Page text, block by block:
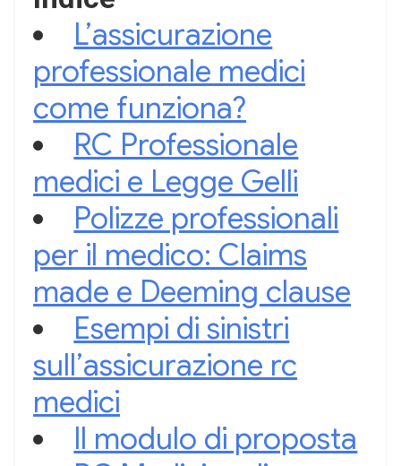
L’assicurazione
professionale medici
come funziona?
RC Professionale
medici e Legge Gelli
Polizze professionali
per il medico: Claims
made e Deeming clause
Esempi di sinistri
sull’assicurazione rc
medici
Il modulo di proposta